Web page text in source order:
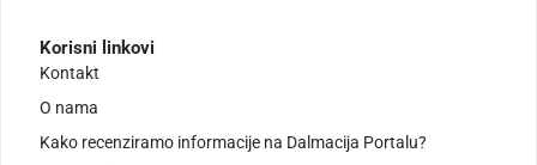
Korisni linkovi
Kontakt
O nama
Kako recenziramo informacije na Dalmacija Portalu?